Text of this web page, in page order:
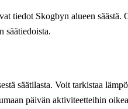
tiedot Skogbyn alueen
säätiedoista.
säätilasta. Voit tarkistaa
päivän aktiviteetteihin